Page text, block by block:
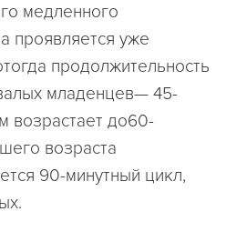
медленного
проявляется уже
продолжительность
младенцев— 45-
возрастает до60-
возраста
90-минутный цикл,